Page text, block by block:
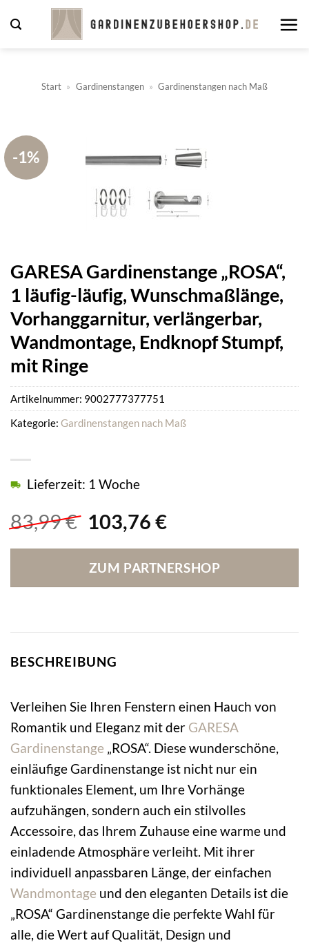
Inhalt
Start » Gardinenstangen » Gardinenstangen nach Maß
-1%
GARESA Gardinenstange „ROSA“,
1 läufig-läufig, Wunschmaßlänge,
Vorhanggarnitur, verlängerbar,
Wandmontage, Endknopf Stumpf,
mit Ringe
83,99€ Ursprünglicher
war:
83,99 €
103,76 €Aktueller
ist:
103,76 €.
Lieferzeit: 1 Woche
ZUM PARTNERSHOP
Artikelnummer: 9002777377751
Kategorie: Gardinenstangen nach Maß
BESCHREIBUNG
Verleihen Sie Ihren Fenstern einen Hauch von
Romantik und Eleganz mit der GARESA
Gardinenstange „ROSA“. Diese wunderschöne,
einläufige Gardinenstange ist nicht nur ein
funktionales Element, um Ihre Vorhänge
aufzuhängen, sondern auch ein stilvolles
Accessoire, das Ihrem Zuhause eine warme und
einladende Atmosphäre verleiht. Mit ihrer
individuell anpassbaren Länge, der einfachen
Wandmontage und den eleganten Details ist die
„ROSA“ Gardinenstange die perfekte Wahl für
alle, die Wert auf Qualität, Design und